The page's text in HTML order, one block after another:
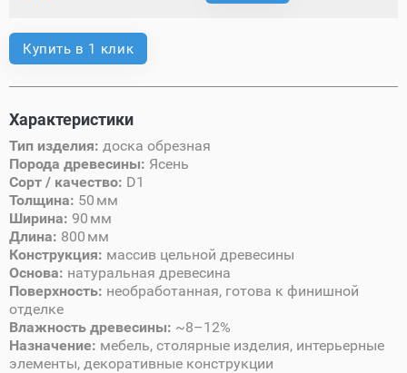
Купить в 1 клик
Характеристики
Тип изделия: доска обрезная
Порода древесины: Ясень
Сорт / качество: D1
Толщина: 50 мм
Ширина: 90 мм
Длина: 800 мм
Конструкция: массив цельной древесины
Основа: натуральная древесина
Поверхность: необработанная, готова к финишной
отделке
Влажность древесины: ~8–12%
Назначение: мебель, столярные изделия, интерьерные
элементы, декоративные конструкции